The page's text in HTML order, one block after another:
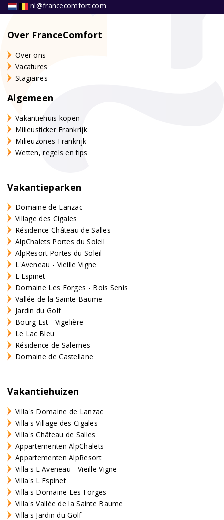
nl@francecomfort.com
Over FranceComfort
Over ons
Vacatures
Stagiaires
Algemeen
Vakantiehuis kopen
Milieusticker Frankrijk
Milieuzones Frankrijk
Wetten, regels en tips
Vakantieparken
Domaine de Lanzac
Village des Cigales
Résidence Château de Salles
AlpChalets Portes du Soleil
AlpResort Portes du Soleil
L'Aveneau - Vieille Vigne
L'Espinet
Domaine Les Forges - Bois Senis
Vallée de la Sainte Baume
Jardin du Golf
Bourg Est - Vigelière
Le Lac Bleu
Résidence de Salernes
Domaine de Castellane
Vakantiehuizen
Villa's Domaine de Lanzac
Villa's Village des Cigales
Villa's Château de Salles
Appartementen AlpChalets
Appartementen AlpResort
Villa's L'Aveneau - Vieille Vigne
Villa's L'Espinet
Villa's Domaine Les Forges
Villa's Vallée de la Sainte Baume
Villa's Jardin du Golf